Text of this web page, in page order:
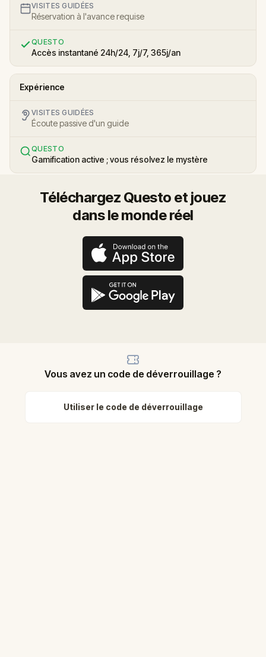
VISITES GUIDÉES
Réservation à l'avance requise
QUESTO
Accès instantané 24h/24, 7j/7, 365j/an
Expérience
VISITES GUIDÉES
Écoute passive d'un guide
QUESTO
Gamification active ; vous résolvez le mystère
Téléchargez Questo et jouez
dans le monde réel
Vous avez un code de déverrouillage ?
Utiliser le code de déverrouillage